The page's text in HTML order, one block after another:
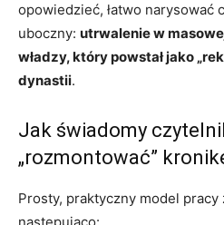
opowiedzieć, łatwo narysować
uboczny: utrwalenie w
władzy, który powstał jako
dynastii.
Jak świadomy
„rozmontować”
Prosty, praktyczny model